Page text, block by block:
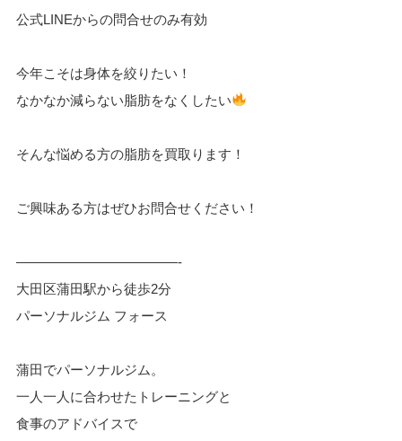
公式LINEからの問合せのみ有効
今年こそは身体を絞りたい！
なかなか減らない脂肪をなくしたい
そんな悩める方の脂肪を買取ります！
ご興味ある方はぜひお問合せください！
————————————-
大田区蒲田駅から徒歩2分
パーソナルジム フォース
蒲田でパーソナルジム。
一人一人に合わせたトレーニングと
食事のアドバイスで